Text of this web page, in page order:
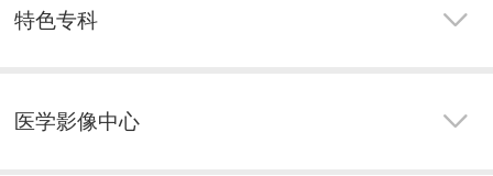
特色专科
医学影像中心